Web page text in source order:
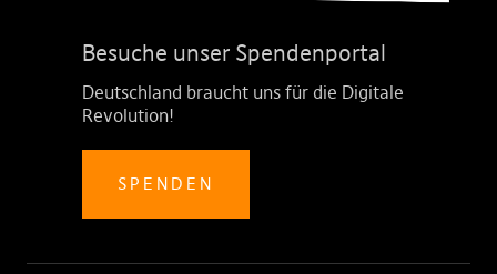
Besuche unser Spendenportal
Deutschland braucht uns für die Digitale
Revolution!
SPENDEN